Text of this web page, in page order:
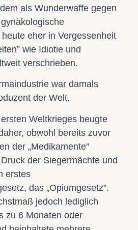
als Wunderwaffe gegen
eher in Vergessenheit
wie Idiotie und
verschrieben.
war damals
der Welt.
Weltkrieges beugte
obwohl bereits zuvor
der „Medikamente”
der Siegermächte und
erstes
das „Opiumgesetz”.
jedoch lediglich
zu 6 Monaten oder